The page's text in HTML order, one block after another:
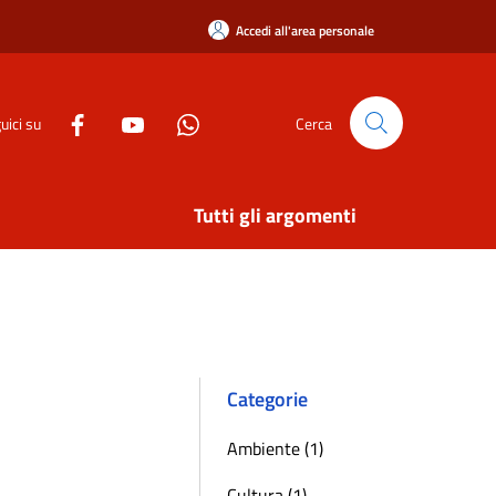
Accedi all'area personale
su Cerca
Tutti gli argomenti
Categorie
Ambiente (1)